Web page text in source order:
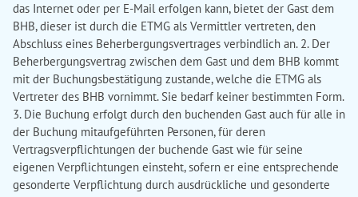
das Internet oder per E-Mail erfolgen kann, bietet der Gast dem
BHB, dieser ist durch die ETMG als Vermittler vertreten, den
Abschluss eines Beherbergungsvertrages verbindlich an. 2. Der
Beherbergungsvertrag zwischen dem Gast und dem BHB kommt
mit der Buchungsbestätigung zustande, welche die ETMG als
Vertreter des BHB vornimmt. Sie bedarf keiner bestimmten Form.
3. Die Buchung erfolgt durch den buchenden Gast auch für alle in
der Buchung mitaufgeführten Personen, für deren
Vertragsverpflichtungen der buchende Gast wie für seine
eigenen Verpflichtungen einsteht, sofern er eine entsprechende
gesonderte Verpflichtung durch ausdrückliche und gesonderte